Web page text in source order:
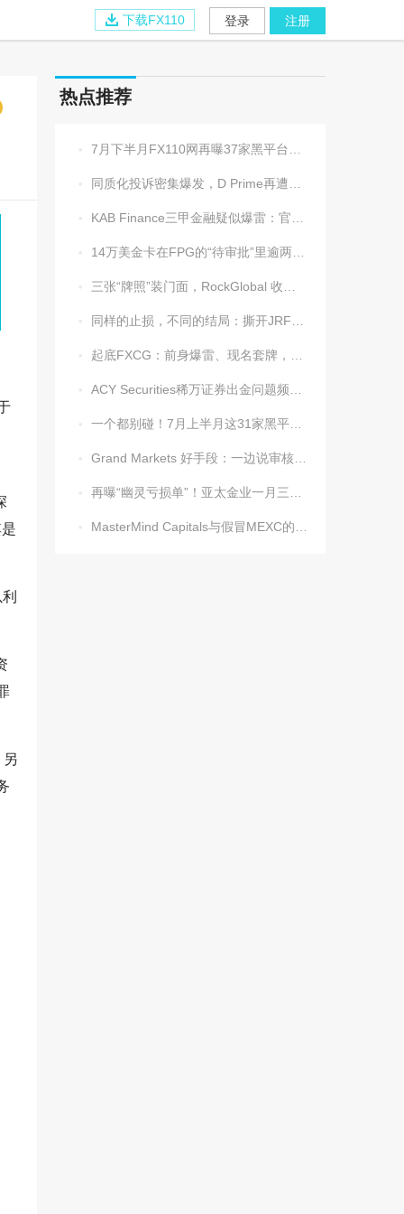
登录 注册
下载FX110
另
热点推荐
7月下半月FX110网再曝37家黑平台，多家疑为同一团伙操控
同质化投诉密集爆发，D Prime再遭实名举报：超3.2万美元遭无理扣押
KAB Finance三甲金融疑似爆雷：官网瘫痪、业务员失联、出金遇阻
14万美金卡在FPG的“待审批”里逾两周，平台全线冷处理
三张“牌照”装门面，RockGlobal 收割起来从不手软
同样的止损，不同的结局：撕开JRFX金荣环球定向滑点的遮羞布
起底FXCG：前身爆雷、现名套牌，受害者还在增加
ACY Securities稀万证券出金问题频发，到账得凭运气？
一个都别碰！7月上半月这31家黑平台被揪出
Grand Markets 好手段：一边说审核未完，一边把钱清零
再曝“幽灵亏损单”！亚太金业一月三案，吞噬超70万美金
MasterMind Capitals与假冒MEXC的局，又有人中招